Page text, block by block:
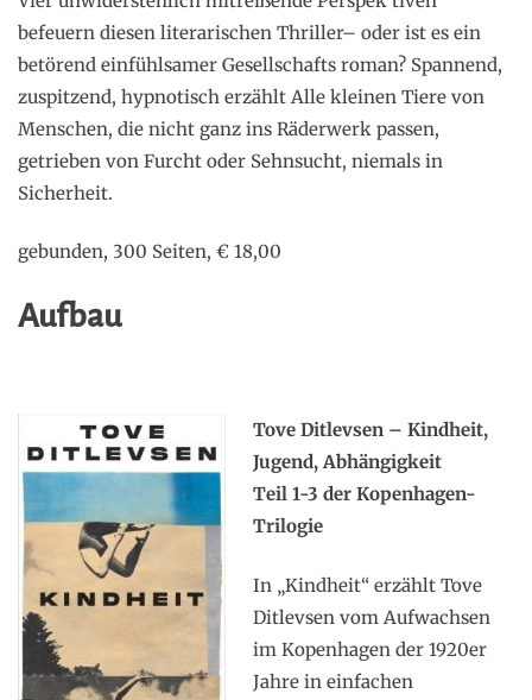
befeuern diesen literarischen Thriller– oder ist es ein
betörend einfühlsamer Gesellschafts roman? Spannend,
zuspitzend, hypnotisch erzählt Alle kleinen Tiere von
Menschen, die nicht ganz ins Räderwerk passen,
getrieben von Furcht oder Sehnsucht, niemals in
Sicherheit.
gebunden, 300 Seiten, € 18,00
Aufbau
Tove Ditlevsen – Kindheit,
Jugend, Abhängigkeit
Teil 1-3 der Kopenhagen-
Trilogie
In „Kindheit“ erzählt Tove
Ditlevsen vom Aufwachsen
im Kopenhagen der 1920er
Jahre in einfachen